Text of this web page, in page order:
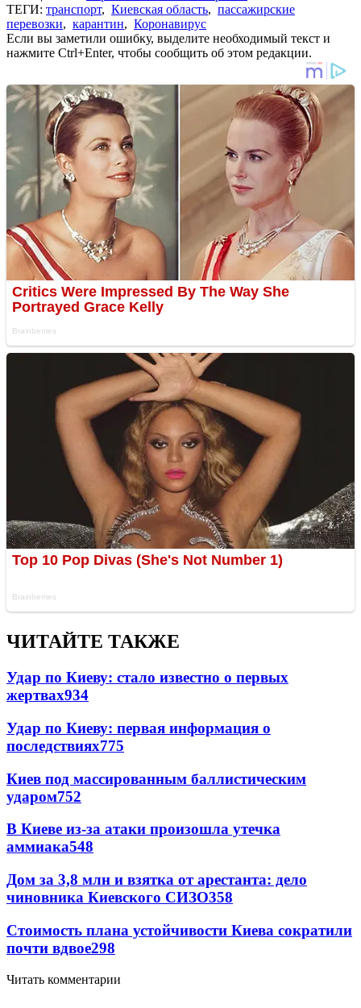
ТЕГИ: транспорт, Киевская область, пассажирские
перевозки, карантин, Коронавирус
Если вы заметили ошибку, выделите необходимый текст и
нажмите Ctrl+Enter, чтобы сообщить об этом редакции.
ЧИТАЙТЕ ТАКЖЕ
Удар по Киеву: стало известно о первых
жертвах934
Удар по Киеву: первая информация о
последствиях775
Киев под массированным баллистическим
ударом752
В Киеве из-за атаки произошла утечка
аммиака548
Дом за 3,8 млн и взятка от арестанта: дело
чиновника Киевского СИЗО358
Стоимость плана устойчивости Киева сократили
почти вдвое298
Читать комментарии